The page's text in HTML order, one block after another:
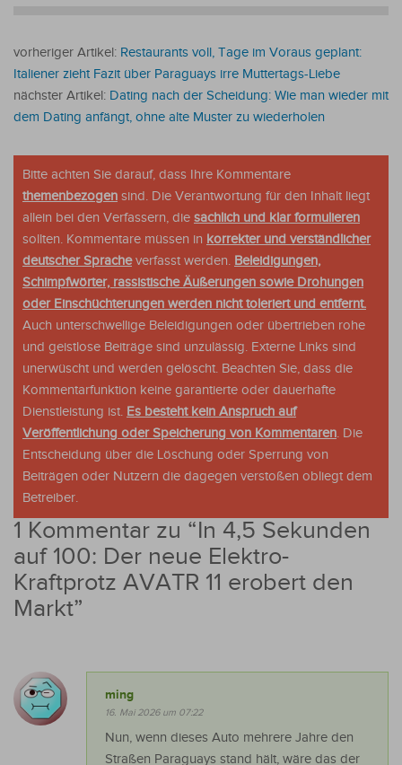
vorheriger Artikel: Restaurants voll, Tage im Voraus geplant:
Italiener zieht Fazit über Paraguays irre Muttertags-Liebe
nächster Artikel: Dating nach der Scheidung: Wie man wieder mit
dem Dating anfängt, ohne alte Muster zu wiederholen
Bitte achten Sie darauf, dass Ihre Kommentare
themenbezogen sind. Die Verantwortung für den Inhalt liegt
allein bei den Verfassern, die sachlich und klar formulieren
sollten. Kommentare müssen in korrekter und verständlicher
deutscher Spracheverfasst werden. Beleidigungen,
Schimpfwörter, rassistische Äußerungen sowie Drohungen
oder Einschüchterungen werden nicht toleriert und entfernt.
Auch unterschwellige Beleidigungen oder übertrieben rohe
und geistlose Beiträge sind unzulässig. Externe Links sind
unerwüscht und werden gelöscht. Beachten Sie, dass die
Kommentarfunktion keine garantierte oder dauerhafte
Dienstleistung ist. Es besteht kein Anspruch auf
Veröffentlichung oder Speicherung von Kommentaren. Die
Entscheidung über die Löschung oder Sperrung von
Beiträgen oder Nutzern die dagegen verstoßen obliegt dem
Betreiber.
1 Kommentar zu “In 4,5 Sekunden
auf 100: Der neue Elektro-
Kraftprotz AVATR 11 erobert den
Markt”
ming
16. Mai 2026 um 07:22
Nun, wenn dieses Auto mehrere Jahre den
Straßen Paraguays stand hält, wäre das der